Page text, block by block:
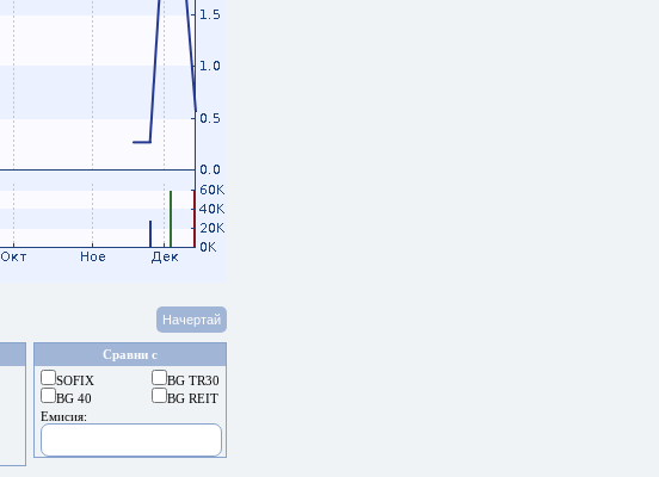
Сравни с
BG TR30
BG REIT
SOFIX
BG 40
Емисия: